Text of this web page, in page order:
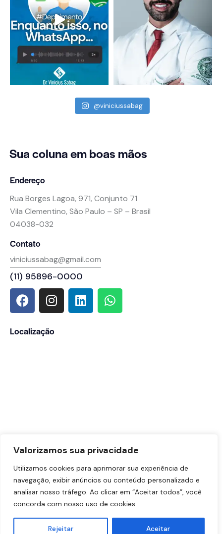
Valorizamos sua privacidade
Utilizamos cookies para aprimorar sua experiência de
navegação, exibir anúncios ou conteúdo personalizado e
analisar nosso tráfego. Ao clicar em “Aceitar todos”, você
concorda com nosso uso de cookies.
Rejeitar Aceitar
@viniciussabag
Sua colunaem boas mãos
Endereço
Rua Borges Lagoa, 971, Conjunto 71
Vila Clementino, São Paulo – SP – Brasil
04038-032
Contato
viniciussabag@gmail.com
(11) 95896-0000
Localização
Dr. Vinicius Sabag – CRM-SP: 191.433 | RQE Nº: 90883